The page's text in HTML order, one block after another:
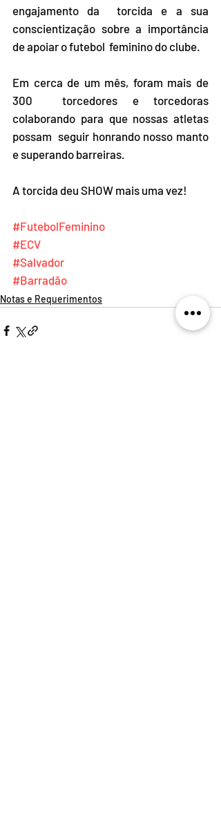
engajamento da  torcida e a sua
conscientização sobre a importância
de apoiar o futebol  feminino do clube.
Em cerca de um mês, foram mais de
300  torcedores e torcedoras
colaborando para que nossas atletas
possam  seguir honrando nosso manto
e superando barreiras.
A torcida deu SHOW mais uma vez!
#FutebolFeminino
#ECV
#Salvador
#Barradão
Notas e Requerimentos